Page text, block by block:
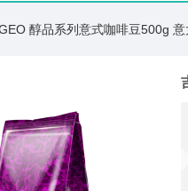
醇品系列意式咖啡豆500g